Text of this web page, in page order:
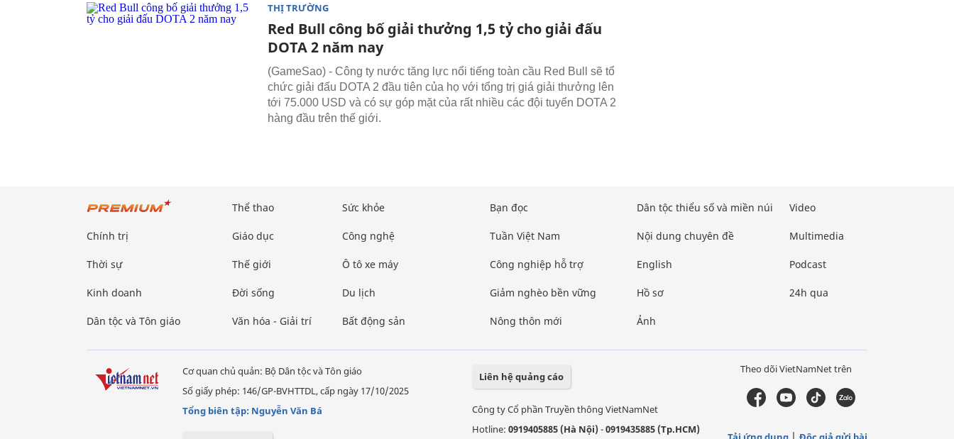
THỊ TRƯỜNG
Red Bull công bố giải thưởng 1,5 tỷ cho giải đấu
DOTA 2 năm nay
(GameSao) - Công ty nước tăng lực nổi tiếng toàn cầu Red Bull sẽ tổ
chức giải đấu DOTA 2 đầu tiên của họ với tổng trị giá giải thưởng lên
tới 75.000 USD và có sự góp mặt của rất nhiều các đội tuyển DOTA 2
hàng đầu trên thế giới.
Chính trị
Thời sự
Kinh doanh
Dân tộc và Tôn giáo
Thể thao
Giáo dục
Thế giới
Đời sống
Văn hóa - Giải trí
Sức khỏe
Công nghệ
Ô tô xe máy
Du lịch
Bất động sản
Bạn đọc
Tuần Việt Nam
Công nghiệp hỗ trợ
Giảm nghèo bền vững
Nông thôn mới
Dân tộc thiểu số và miền núi
Nội dung chuyên đề
English
Hồ sơ
Ảnh
Video
Multimedia
Podcast
24h qua
Cơ quan chủ quản: Bộ Dân tộc và Tôn giáo
Số giấy phép: 146/GP-BVHTTDL, cấp ngày 17/10/2025
Tổng biên tập: Nguyễn Văn Bá
Liên hệ quảng cáo
Công ty Cổ phần Truyền thông VietNamNet
Hotline: 0919405885 (Hà Nội)-0919435885 (Tp.HCM)
Theo dõi VietNamNet trên